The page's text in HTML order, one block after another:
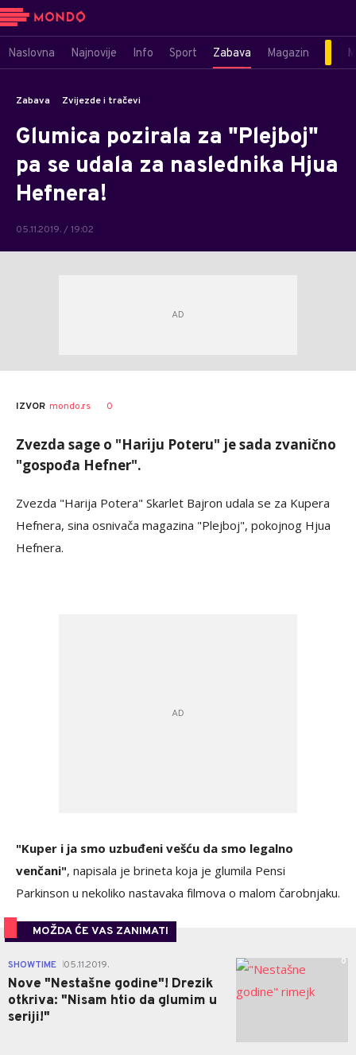
Naslovna Najnovije Info Sport Zabava Magazin
Zabava Zvijezde i tračevi
Glumica pozirala za "Plejboj"
pa se udala za naslednika Hjua
Hefnera!
05.11.2019. / 19:02
IZVOR mondo.rs 0
Zvezda sage o "Hariju Poteru" je sada zvanično
"gospođa Hefner".
Zvezda "Harija Potera" Skarlet Bajron udala se za Kupera
Hefnera, sina osnivača magazina "Plejboj", pokojnog Hjua
Hefnera.
"Kuper i ja smo uzbuđeni vešću da smo legalno
venčani", napisala je brineta koja je glumila Pensi
Parkinson u nekoliko nastavaka filmova o malom čarobnjaku.
MOŽDA ĆE VAS ZANIMATI
SHOWTIME 05.11.2019.
Nove "Nestašne godine"! Drezik
otkriva: "Nisam htio da glumim u
seriji!"
0